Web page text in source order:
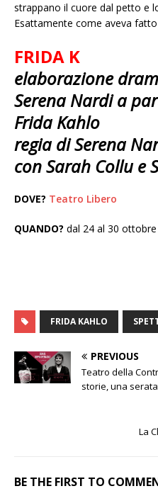
strappano il cuore dal petto e
Esattamente come aveva
FRIDA K
elaborazione
Serena Nardi a
Frida Kahlo
regia di Serena
con Sarah Collu e
DOVE? Teatro Libero
QUANDO? dal 24 al 30 ottobre
FRIDA KAHLO
PREVIOUS
Teatro della
storie, una
La
BE THE FIRST TO